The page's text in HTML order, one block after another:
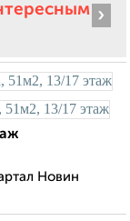
›
Новин